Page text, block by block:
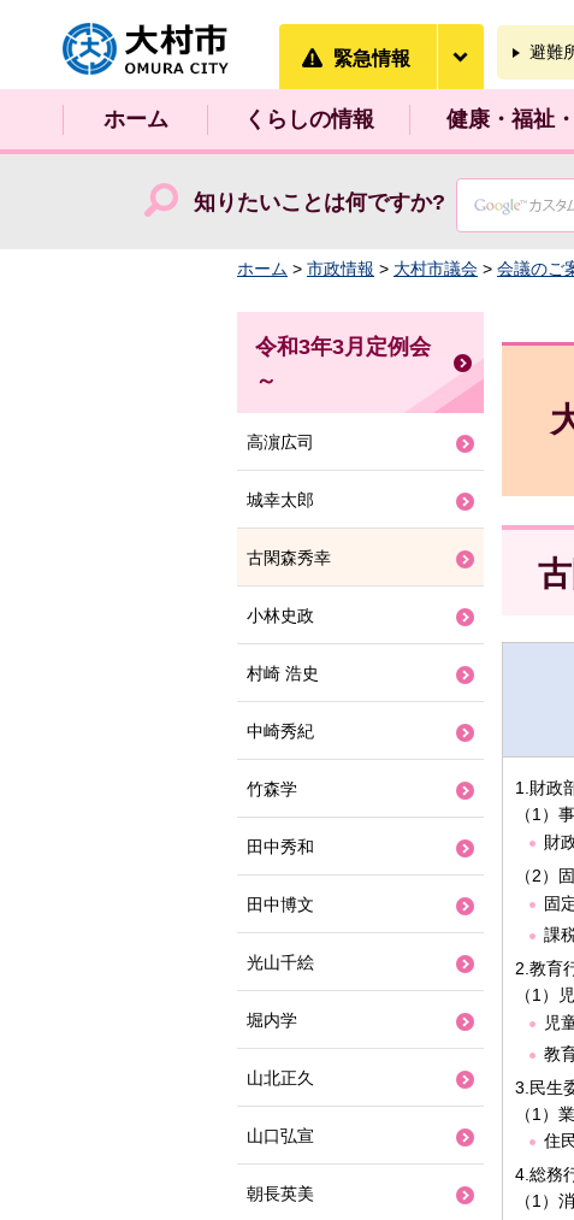
大村市
緊急情報 避難
ホーム くらしの情報 健康・福祉
知りたいことは何ですか?
ホーム > 市政情報 > 大村市議会 > 会議のご
1.財政
（1）
財
（2）
固
課
2.教育
（1）
児
教
3.民生
（1）
住
4.総務
（1）
令和3年3月定例会
～
高濵広司
城幸太郎
古閑森秀幸
小林史政
村崎 浩史
中崎秀紀
竹森学
田中秀和
田中博文
光山千絵
堀内学
山北正久
山口弘宣
朝長英美